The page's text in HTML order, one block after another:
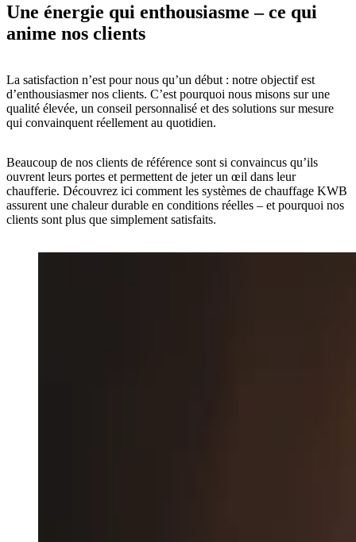
Une énergie qui enthousiasme – ce qui
anime nos clients
La satisfaction n’est pour nous qu’un début : notre objectif est
d’enthousiasmer nos clients. C’est pourquoi nous misons sur une
qualité élevée, un conseil personnalisé et des solutions sur mesure
qui convainquent réellement au quotidien.
Beaucoup de nos clients de référence sont si convaincus qu’ils
ouvrent leurs portes et permettent de jeter un œil dans leur
chaufferie. Découvrez ici comment les systèmes de chauffage KWB
assurent une chaleur durable en conditions réelles – et pourquoi nos
clients sont plus que simplement satisfaits.